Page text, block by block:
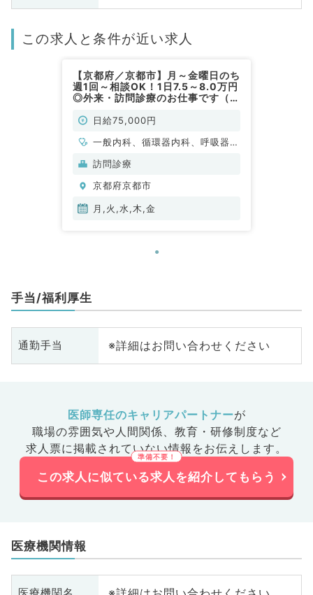
この求人と条件が近い求人
【京都府／京都市】月～金曜日のち
週1回～相談OK！1日7.5～8.0万円
◎外来・訪問診療のお仕事です（一
日給75,000円
一般内科、循環器内科、呼吸器内
科、消化器内科、内分泌・代謝内
訪問診療
京都府京都市
月,火,水,木,金
手当/福利厚生
通勤手当 ※詳細はお問い合わせください
医師専任のキャリアパートナーが
職場の雰囲気や人間関係、 教育・研修制度など
求人票に掲載されていない情報をお伝えします。
この求人に似ている求人を紹介してもらう
医療機関情報